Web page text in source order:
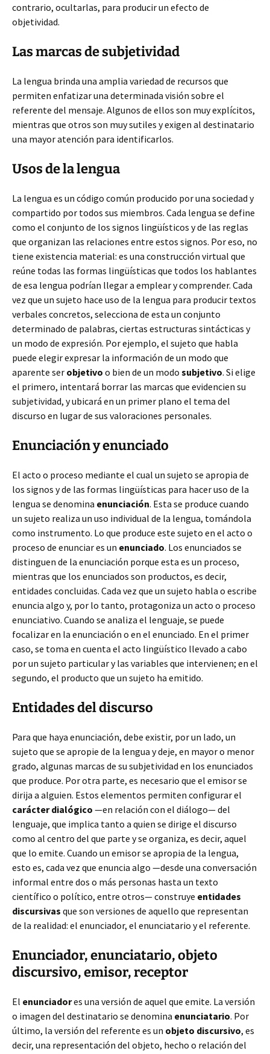
contrario, ocultarlas, para producir un efecto de
objetividad.
Las marcas de subjetividad
La lengua brinda una amplia variedad de recursos que
permiten enfatizar una determinada visión sobre el
referente del mensaje. Algunos de ellos son muy explícitos,
mientras que otros son muy sutiles y exigen al destinatario
una mayor atención para identificarlos.
Usos de la lengua
La lengua es un código común producido por una sociedad y
compartido por todos sus miembros. Cada lengua se define
como el conjunto de los signos lingüísticos y de las reglas
que organizan las relaciones entre estos signos. Por eso, no
tiene existencia material: es una construcción virtual que
reúne todas las formas lingüísticas que todos los hablantes
de esa lengua podrían llegar a emplear y comprender. Cada
vez que un sujeto hace uso de la lengua para producir textos
verbales concretos, selecciona de esta un conjunto
determinado de palabras, ciertas estructuras sintácticas y
un modo de expresión. Por ejemplo, el sujeto que habla
puede elegir expresar la información de un modo que
aparente ser objetivo o bien de un modo subjetivo. Si elige
el primero, intentará borrar las marcas que evidencien su
subjetividad, y ubicará en un primer plano el tema del
discurso en lugar de sus valoraciones personales.
Enunciación y enunciado
El acto o proceso mediante el cual un sujeto se apropia de
los signos y de las formas lingüísticas para hacer uso de la
lengua se denomina enunciación. Esta se produce cuando
un sujeto realiza un uso individual de la lengua, tomándola
como instrumento. Lo que produce este sujeto en el acto o
proceso de enunciar es un enunciado. Los enunciados se
distinguen de la enunciación porque esta es un proceso,
mientras que los enunciados son productos, es decir,
entidades concluidas. Cada vez que un sujeto habla o escribe
enuncia algo y, por lo tanto, protagoniza un acto o proceso
enunciativo. Cuando se analiza el lenguaje, se puede
focalizar en la enunciación o en el enunciado. En el primer
caso, se toma en cuenta el acto lingüístico llevado a cabo
por un sujeto particular y las variables que intervienen; en el
segundo, el producto que un sujeto ha emitido.
Entidades del discurso
Para que haya enunciación, debe existir, por un lado, un
sujeto que se apropie de la lengua y deje, en mayor o menor
grado, algunas marcas de su subjetividad en los enunciados
que produce. Por otra parte, es necesario que el emisor se
dirija a alguien. Estos elementos permiten configurar el
carácter dialógico —en relación con el diálogo— del
lenguaje, que implica tanto a quien se dirige el discurso
como al centro del que parte y se organiza, es decir, aquel
que lo emite. Cuando un emisor se apropia de la lengua,
esto es, cada vez que enuncia algo —desde una conversación
informal entre dos o más personas hasta un texto
científico o político, entre otros— construye entidades
discursivas que son versiones de aquello que representan
de la realidad: el enunciador, el enunciatario y el referente.
Enunciador, enunciatario, objeto
discursivo, emisor, receptor
El enunciadores una versión de aquel que emite. La versión
o imagen del destinatario se denomina enunciatario. Por
último, la versión del referente es un objeto discursivo, es
decir, una representación del objeto, hecho o relación del